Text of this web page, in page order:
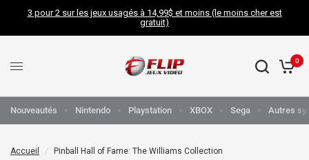
3 pour 2 sur les jeux usagés à 14,99$ et moins (le moins cher est
gratuit)
0
Nouveautés Nintendo Playstation XBOX Sega Autres
Accueil / Pinball Hall of Fame: The Williams Collection